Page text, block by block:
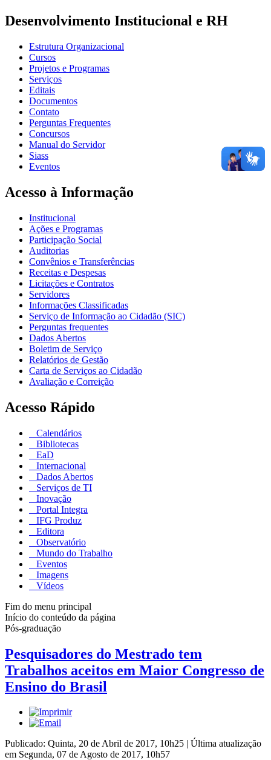
Desenvolvimento Institucional e RH
Estrutura Organizacional
Cursos
Projetos e Programas
Serviços
Editais
Documentos
Contato
Perguntas Frequentes
Concursos
Manual do Servidor
Siass
Eventos
Acesso à Informação
Institucional
Ações e Programas
Participação Social
Auditorias
Convênios e Transferências
Receitas e Despesas
Licitações e Contratos
Servidores
Informações Classificadas
Serviço de Informação ao Cidadão (SIC)
Perguntas frequentes
Dados Abertos
Boletim de Serviço
Relatórios de Gestão
Carta de Serviços ao Cidadão
Avaliação e Correição
Acesso Rápido
Calendários
Bibliotecas
EaD
Internacional
Dados Abertos
Serviços de TI
Inovação
Portal Integra
IFG Produz
Editora
Observatório
Mundo do Trabalho
Eventos
Imagens
Vídeos
Fim do menu principal
Início do conteúdo da página
Pós-graduação
Pesquisadores do Mestrado tem
Trabalhos aceitos em Maior Congresso de
Ensino do Brasil
Publicado: Quinta, 20 de Abril de 2017, 10h25 | Última atualização
em Segunda, 07 de Agosto de 2017, 10h57